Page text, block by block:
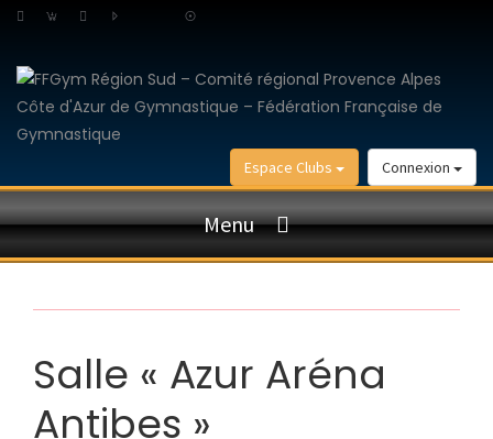
Connexion
Espace Clubs
Menu
Salle « Azur Aréna
Antibes »